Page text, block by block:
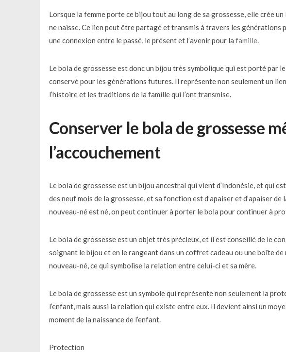
Lorsque la femme porte ce bijou tout au long de sa grossesse, elle crée
ne naisse. Ce lien peut être partagé et transmis à travers les générations
une connexion entre le passé, le présent et l’avenir pour la famille.
Le bola de grossesse est donc un bijou très symbolique qui est porté par
conservé pour les générations futures. Il représente non seulement un
l’histoire et les traditions de la famille qui l’ont transmise.
Conserver le bola de grossesse
l’accouchement
Le bola de grossesse est un bijou ancestral qui vient d’Indonésie, et qui
des neuf mois de la grossesse, et sa fonction est d’apaiser et d’apaiser
nouveau-né est né, on peut continuer à porter le bola pour continuer à
Le bola de grossesse est un objet très précieux, et il est conseillé de le
soignant le bijou et en le rangeant dans un coffret cadeau ou une boîte
nouveau-né, ce qui symbolise la relation entre celui-ci et sa mère.
Le bola de grossesse est un symbole qui représente non seulement la
l’enfant, mais aussi la relation qui existe entre eux. Il devient ainsi un
moment de la naissance de l’enfant.
Protection